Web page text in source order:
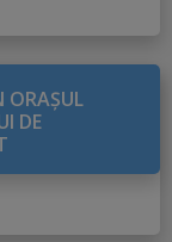
ORAŞUL
DE